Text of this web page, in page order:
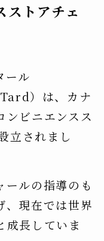
ストアチェ
ール
）は、カナ
ンビニエンスス
立されまし
ールの指導のも
、現在では世界
成長していま